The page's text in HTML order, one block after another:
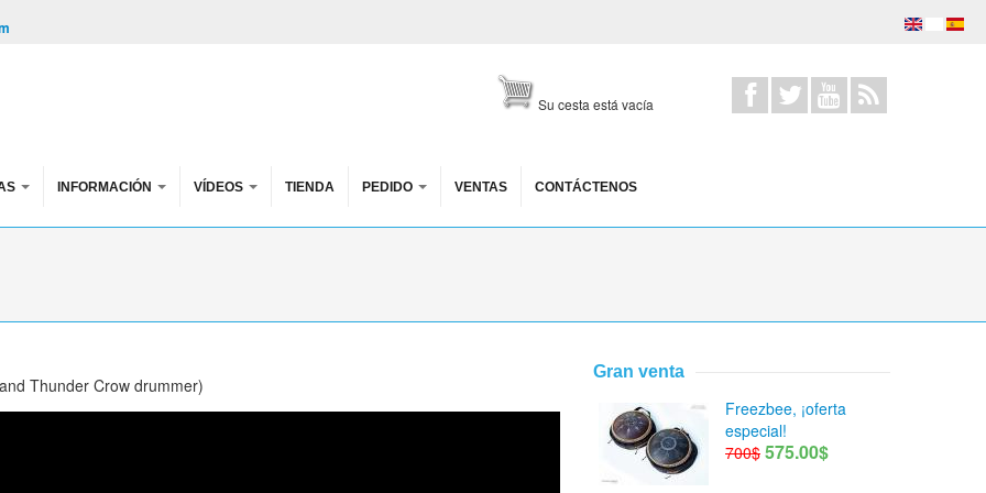
Su cesta está vacía
INFORMACIÓN VÍDEOS TIENDA PEDIDO VENTAS CONTÁCTENOS
Thunder Crow drummer)
Gran venta
Freezbee, ¡oferta
especial!
700$ 575.00$